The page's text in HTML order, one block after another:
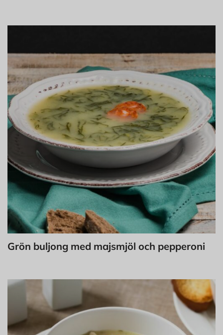
Grön buljong med majsmjöl och pepperoni